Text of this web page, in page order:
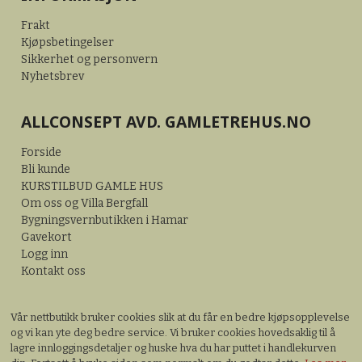
Frakt
Kjøpsbetingelser
Sikkerhet og personvern
Nyhetsbrev
ALLCONSEPT AVD. GAMLETREHUS.NO
Forside
Bli kunde
KURSTILBUD GAMLE HUS
Om oss og Villa Bergfall
Bygningsvernbutikken i Hamar
Gavekort
Logg inn
Kontakt oss
Vår nettbutikk bruker cookies slik at du får en bedre kjøpsopplevelse
og vi kan yte deg bedre service. Vi bruker cookies hovedsaklig til å
lagre innloggingsdetaljer og huske hva du har puttet i handlekurven